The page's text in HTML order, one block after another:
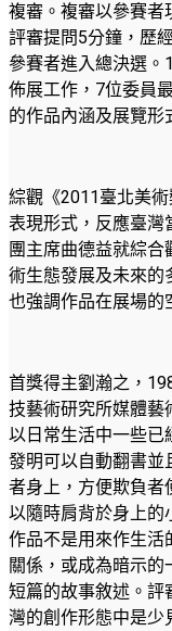
複審。複審以參賽者
評審提問5分鐘，歷
參賽者進入總決選。
佈展工作，7位委員
的作品內涵及展覽形
綜觀《2011臺北美
表現形式，反應臺灣
團主席曲德益就綜
術生態發展及未來的
也強調作品在展場的
首獎得主劉瀚之，
技藝術研究所媒體藝
以日常生活中一些已
發明可以自動翻書並
者身上，方便欺負者
以隨時肩背於身上的
作品不是用來作生活
關係，或成為暗示
短篇的故事敘述。評
灣的創作形態中是少